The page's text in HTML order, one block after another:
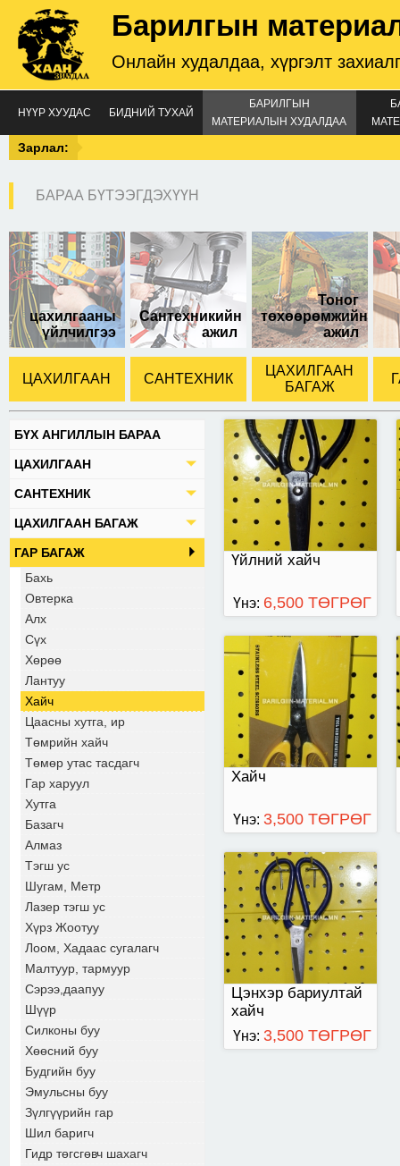
Барилгын
Онлайн худалдаа, хүргэлт
НҮҮР ХУУДАС БИДНИЙ ТУХАЙ
БАРИЛГЫН
МАТЕРИАЛЫН ХУДАЛДАА
Зарлал:
БАРАА БҮТЭЭГДЭХҮҮН
цахилгааны
үйлчилгээ
Сантехникийн
ажил
Тоног
төхөөрөмжийн
ажил
ЦАХИЛГААН САНТЕХНИК
ЦАХИЛГААН
БАГАЖ
БҮХ АНГИЛЛЫН БАРАА
ЦАХИЛГААН
САНТЕХНИК
ЦАХИЛГААН БАГАЖ
ГАР БАГАЖ
Бахь
Овтерка
Алх
Сүх
Хөрөө
Лантуу
Хайч
Цаасны хутга, ир
Төмрийн хайч
Төмөр утас тасдагч
Гар харуул
Хутга
Базагч
Алмаз
Тэгш ус
Шугам, Метр
Лазер тэгш ус
Хүрз Жоотуу
Лоом, Хадаас сугалагч
Малтуур, тармуур
Сэрээ,даапуу
Шүүр
Силконы буу
Хөөсний буу
Будгийн буу
Эмульсны буу
Зүлгүүрийн гар
Шил баригч
Гидр төгсгөвч шахагч
Үйлний хайч
Том хар хайч
Үнэ: 6,500 ТӨГРӨГ
Хайч
хайч
Үнэ: 3,500 ТӨГРӨГ
Цэнхэр бариултай
хайч
Цэнхэр бариултай
хайч
Үнэ: 3,500 ТӨГРӨГ